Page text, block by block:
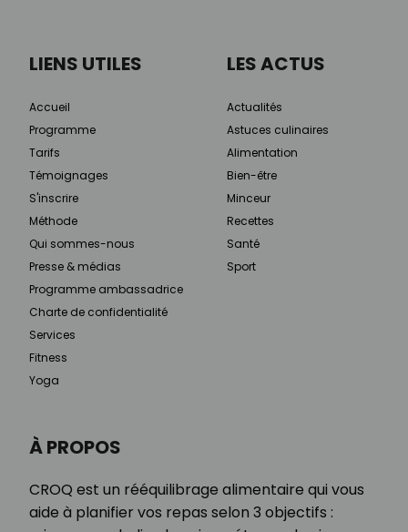
À PROPOS
CROQ est un rééquilibrage alimentaire qui vous
aide à planifier vos repas selon 3 objectifs :
LIENS UTILES
Accueil
Programme
Tarifs
Témoignages
S'inscrire
Méthode
Qui sommes-nous
Presse & médias
Programme ambassadrice
Charte de confidentialité
Services
Fitness
Yoga
LES ACTUS
Actualités
Astuces culinaires
Alimentation
Bien-être
Minceur
Recettes
Santé
Sport